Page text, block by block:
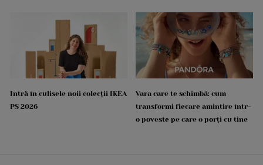
Intră în culisele noii colecții IKEA
PS 2026
Vara care te schimbă: cum
transformi fiecare amintire într-
o poveste pe care o porți cu tine